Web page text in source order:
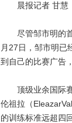
晨报记者 甘慧
尽管邹市明的首
月27日，邹市明已
到自己的比赛广告
顶级业余国际赛
伦祖拉（
的训练标准远超四